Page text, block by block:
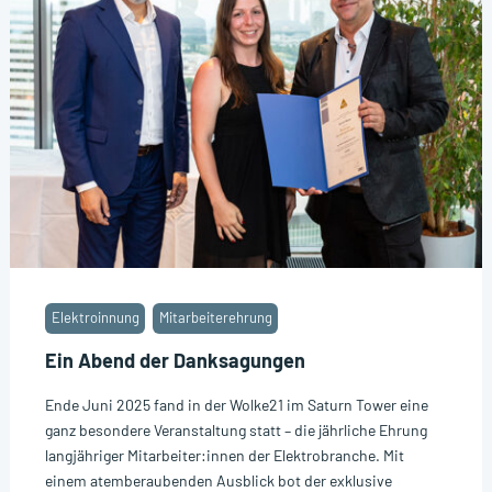
Ein Abend der Danksagungen
Elektroinnung Mitarbeiterehrung
Ende Juni 2025 fand in der Wolke21 im Saturn Tower eine
ganz besondere Veranstaltung statt – die jährliche Ehrung
langjähriger Mitarbeiter:innen der Elektrobranche. Mit
einem atemberaubenden Ausblick bot der exklusive